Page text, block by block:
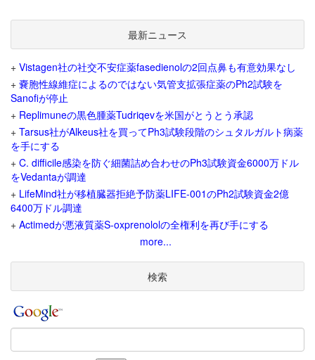
最新ニュース
+ Vistagen社の社交不安症薬fasedienolの2回点鼻も有意効果なし
+ 嚢胞性線維症によるのではない気管支拡張症薬のPh2試験を
Sanofiが停止
+ Replimuneの黒色腫薬Tudriqevを米国がとうとう承認
+ Tarsus社がAlkeus社を買ってPh3試験段階のシュタルガルト病薬
を手にする
+ C. difficile感染を防ぐ細菌詰め合わせのPh3試験資金6000万ドル
をVedantaが調達
+ LifeMind社が移植臓器拒絶予防薬LIFE-001のPh2試験資金2億
6400万ドル調達
+ Actimedが悪液質薬S-oxprenololの全権利を再び手にする
more...
検索